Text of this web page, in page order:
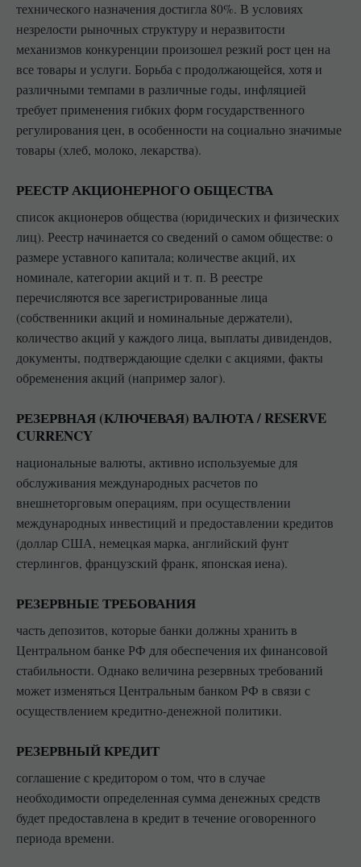
технического назначения достигла 80%. В условиях
незрелости рыночных структуру и неразвитости
механизмов конкуренции произошел резкий рост цен на
все товары и услуги. Борьба с продолжающейся, хотя и
различными темпами в различные годы, инфляцией
требует применения гибких форм государственного
регулирования цен, в особенности на социально значимые
товары (хлеб, молоко, лекарства).
РЕЕСТР АКЦИОНЕРНОГО ОБЩЕСТВА
список акционеров общества (юридических и физических
лиц). Реестр начинается со сведений о самом обществе: о
размере уставного капитала; количестве акций, их
номинале, категории акций и т. п. В реестре
перечисляются все зарегистрированные лица
(собственники акций и номинальные держатели),
количество акций у каждого лица, выплаты дивидендов,
документы, подтверждающие сделки с акциями, факты
обременения акций (например залог).
РЕЗЕРВНАЯ (КЛЮЧЕВАЯ) ВАЛЮТА / RESERVE
CURRENCY
национальные валюты, активно используемые для
обслуживания международных расчетов по
внешнеторговым операциям, при осуществлении
международных инвестиций и предоставлении кредитов
(доллар США, немецкая марка, английский фунт
стерлингов, французский франк, японская иена).
РЕЗЕРВНЫЕ ТРЕБОВАНИЯ
часть депозитов, которые банки должны хранить в
Центральном банке РФ для обеспечения их финансовой
стабильности. Однако величина резервных требований
может изменяться Центральным банком РФ в связи с
осуществлением кредитно-денежной политики.
РЕЗЕРВНЫЙ КРЕДИТ
соглашение с кредитором о том, что в случае
необходимости определенная сумма денежных средств
будет предоставлена в кредит в течение оговоренного
периода времени.